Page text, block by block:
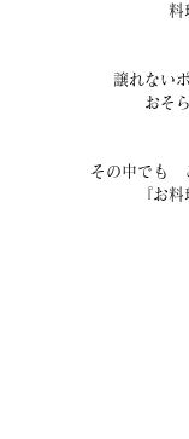
料
譲れない
おそ
その中でも　
『お